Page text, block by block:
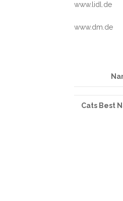
www.lidl.de
www.dm.de
Cats Best